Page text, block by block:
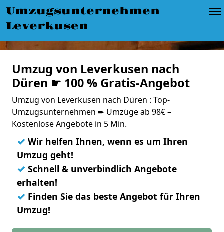
Umzugsunternehmen
Leverkusen
Umzug von Leverkusen nach
Düren ☛ 100 % Gratis-Angebot
Umzug von Leverkusen nach Düren : Top-
Umzugsunternehmen ➨ Umzüge ab 98€ –
Kostenlose Angebote in 5 Min.
✓ Wir helfen Ihnen, wenn es um Ihren
Umzug geht!
✓ Schnell & unverbindlich Angebote
erhalten!
✓ Finden Sie das beste Angebot für Ihren
Umzug!